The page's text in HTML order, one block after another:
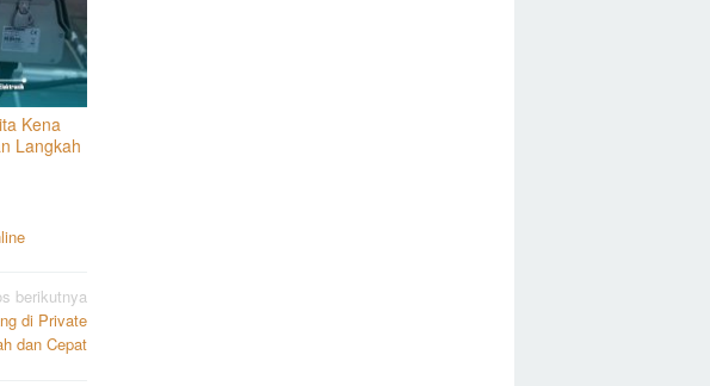
Kena
Langkah
berikutnya
di Private
dan Cepat